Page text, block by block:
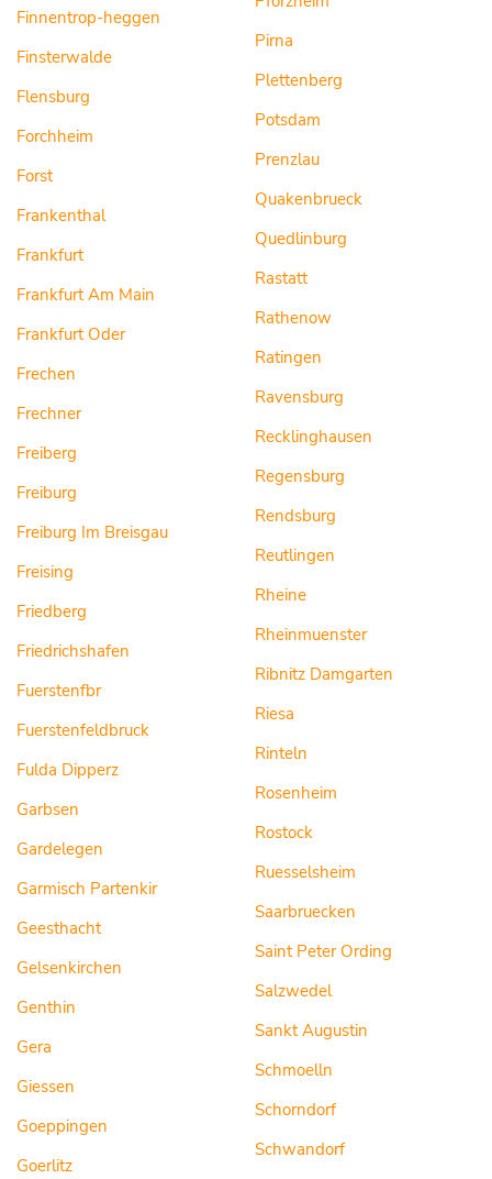
Finnentrop-heggen
Finsterwalde
Flensburg
Forchheim
Forst
Frankenthal
Frankfurt
Frankfurt Am Main
Frankfurt Oder
Frechen
Frechner
Freiberg
Freiburg
Freiburg Im Breisgau
Freising
Friedberg
Friedrichshafen
Fuerstenfbr
Fuerstenfeldbruck
Fulda Dipperz
Garbsen
Gardelegen
Garmisch Partenkir
Geesthacht
Gelsenkirchen
Genthin
Gera
Giessen
Goeppingen
Goerlitz
Pirna
Plettenberg
Potsdam
Prenzlau
Quakenbrueck
Quedlinburg
Rastatt
Rathenow
Ratingen
Ravensburg
Recklinghausen
Regensburg
Rendsburg
Reutlingen
Rheine
Rheinmuenster
Ribnitz Damgarten
Riesa
Rinteln
Rosenheim
Rostock
Ruesselsheim
Saarbruecken
Saint Peter Ording
Salzwedel
Sankt Augustin
Schmoelln
Schorndorf
Schwandorf